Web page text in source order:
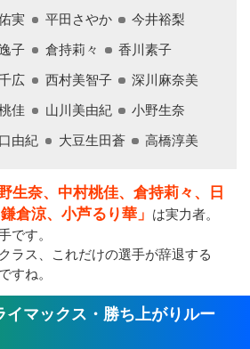
実 平田さやか
今井裕梨
子 倉持莉々
香川素子
広 西村美智子
深川麻奈美
佳 山川美由紀
小野生奈
由紀 大豆生田蒼 高橋淳美
生奈、中村桃佳、倉持莉々、日
倉涼、小芦るり華」 は実力者。
です。
ラス、これだけの選手が辞退する
すね。
イマックス・勝ち上がりルー